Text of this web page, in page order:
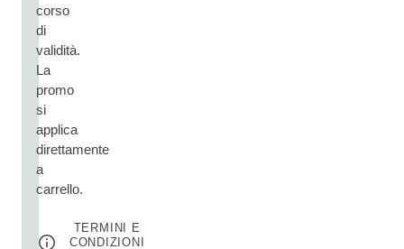
corso
di
validità.
La
promo
si
applica
direttamente
a
carrello.
TERMINI E
CONDIZIONI